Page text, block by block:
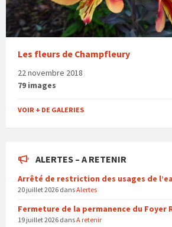
Les fleurs de Champfleury
22 novembre 2018
79 images
VOIR + DE GALERIES
ALERTES – A RETENIR
Arrêté de restriction des usages de
20 juillet 2026 dansAlertes
Fermeture de la permanence du Foyer
19 juillet 2026 dansA retenir